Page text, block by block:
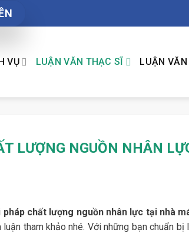
VỤ LUẬN VĂN THẠC SĨ LUẬN
LƯỢNG NGUỒN NHÂN
pháp chất lượng nguồn nhân lực tại nhà
tham khảo nhé. Với những bạn chuẩn